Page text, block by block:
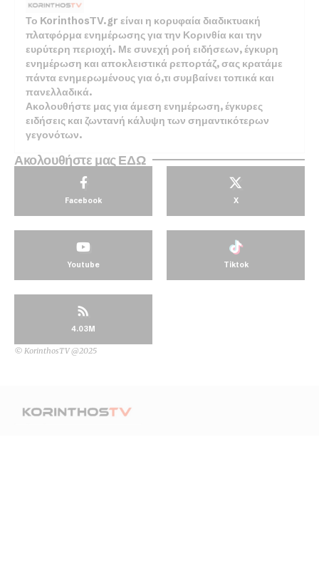
Το KorinthosTV.gr είναι η κορυφαία διαδικτυακή
πλατφόρμα ενημέρωσης για την Κορινθία και την
ευρύτερη περιοχή. Με συνεχή ροή ειδήσεων, έγκυρη
ενημέρωση και αποκλειστικά ρεπορτάζ, σας κρατάμε
πάντα ενημερωμένους για ό,τι συμβαίνει τοπικά και
πανελλαδικά.
Ακολουθήστε μας για άμεση ενημέρωση, έγκυρες
ειδήσεις και ζωντανή κάλυψη των σημαντικότερων
γεγονότων.
Ακολουθήστε μας ΕΔΩ
Facebook X
Youtube Tiktok
4.03M
© KorinthosTV @2025